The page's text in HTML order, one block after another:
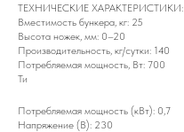
ТЕХНИЧЕСКИЕ ХАРАКТЕРИСТИКИ:
Вместимость бункера, кг: 25
Высота ножек, мм: 0–20
Производительность, кг/сутки: 140
Потребляемая мощность, Вт: 700
Ти
Потребляемая мощность (кВт): 0,7
Напряжение (В): 230